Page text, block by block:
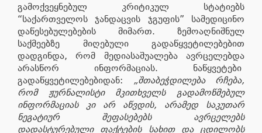
გამოქვეყნებულ კრიტიკულ სტატიებს
“საქართველოს ჯანდაცვის ჯგუფის” სამედიცინო
დაწესებულებების მიმართ. ზემოაღნიშნულ
საქმეებზე მიღებული გადაწყვეტილებებით
დადგინდა, რომ მედიასაშუალება ავრცელებდა
არასწორ ინფორმაციას. ნაწყვეტები
გადაწყვეტილებებიდან:
„შთაბეჭდილება რჩება,
რომ ჟურნალისტი მკითხველს გადამოწმებულ
ინფორმაციას კი არ აწვდის, არამედ საკუთარ
ნეგატიურ შეფასებებს ავრცელებს
დადასტურებული ფაქტების სახით და ცდილობს